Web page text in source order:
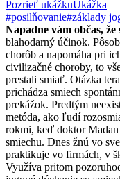
Pozrieť ukážkuUkážka
#posilňovanie#základy
Napadne vám občas, že
blahodarný účinok.
chorôb a napomáha pri
civilizačné choroby, to
prestali smiať. Otázka
prichádza smiech
prekážok. Predtým
metóda, ako ľudí
rokmi, keď doktor
smiechu. Dnes žnú vo
praktikuje vo firmách, v
Využíva pritom